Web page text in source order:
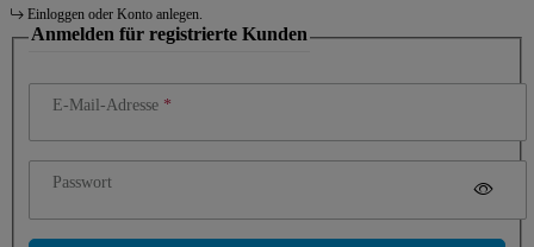
Einloggen oder Konto anlegen.
Anmelden für registrierte Kunden
E-Mail-Adresse
Passwort